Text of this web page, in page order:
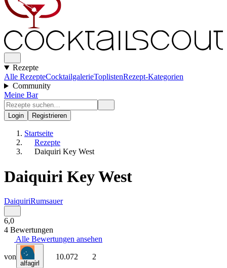
Rezepte
Alle RezepteCocktailgalerieToplistenRezept-Kategorien
Community
Meine Bar
Login Registrieren
Startseite
Rezepte
Daiquiri Key West
Daiquiri Key West
DaiquiriRumsauer
6,0
4 Bewertungen
Alle Bewertungen ansehen
von
alfagirl
10.072 2